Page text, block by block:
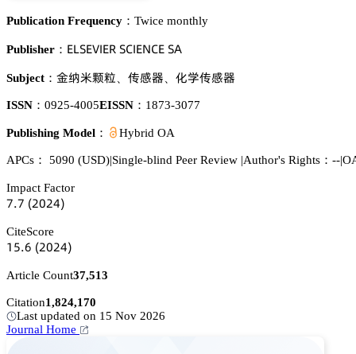
Publication Frequency： Twice monthly
Publisher： 乊欄偌乊妯喊乊葤 偌。喊乊沟。乊 偌嵻
Subject： 遽趋㟅穦鼔、 卢咱裱、 仃惒卢咱裱
ISSN： 0925-4005EISSN： 1873-3077
Publishing Model： Hybrid OA
APCs： 5090 (USD)|Single-blind Peer Review |Author's Rights：--|
Impact Factor
篫.篫 (缗蔡缗鋺)
CiteScore
声逦.炆 (缗蔡缗鋺)
Article Count37,513
Citation1,824,170
Last updated on 15 Nov 2026
Journal Home